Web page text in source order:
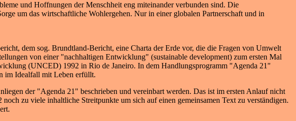
und Hoffnungen der Menschheit eng miteinander verbunden sind. Die
um das wirtschaftliche Wohlergehen. Nur in einer globalen Partnerschaft und in
dem sog. Brundtland-Bericht, eine Charta der Erde vor, die die Fragen von Umwelt
von einer "nachhaltigen Entwicklung" (sustainable development) zum ersten Mal
(UNCED) 1992 in Rio de Janeiro. In dem Handlungsprogramm "Agenda 21"
im Idealfall mit Leben erfüllt.
der "Agenda 21" beschrieben und vereinbart werden. Das ist im ersten Anlauf nicht
zu viele inhaltliche Streitpunkte um sich auf einen gemeinsamen Text zu verständigen.